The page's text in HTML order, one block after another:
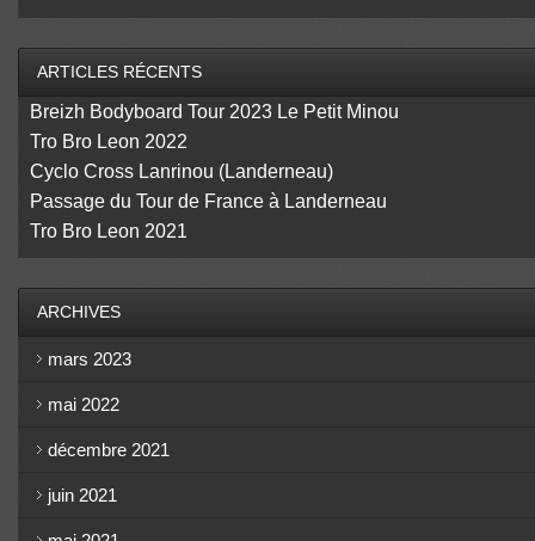
ARTICLES RÉCENTS
Breizh Bodyboard Tour 2023 Le Petit Minou
Tro Bro Leon 2022
Cyclo Cross Lanrinou (Landerneau)
Passage du Tour de France à Landerneau
Tro Bro Leon 2021
ARCHIVES
mars 2023
mai 2022
décembre 2021
juin 2021